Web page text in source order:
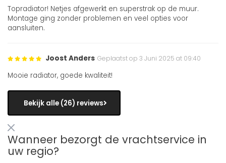
Topradiator! Netjes afgewerkt en superstrak op de muur.
Montage ging zonder problemen en veel opties voor
aansluiten.
Joost Anders Geplaatst op 3 Juni 2025 at 09:40
Mooie radiator, goede kwaliteit!
Bekijk alle (26) reviews
Wanneer bezorgt de vrachtservice in
uw regio?